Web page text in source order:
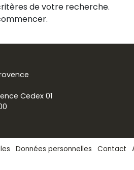
de votre recherche.
Cedex 01
Données personnelles Contact